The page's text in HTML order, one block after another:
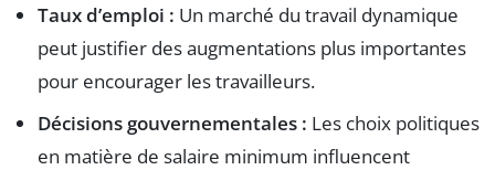
Taux d’emploi : Un marché du travail dynamique
peut justifier des augmentations plus importantes
pour encourager les travailleurs.
Décisions gouvernementales : Les choix politiques
en matière de salaire minimum influencent